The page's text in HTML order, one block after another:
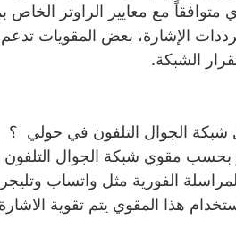
مع معايير الراوتر الخاص
الإشارة، بعض المقويات
شبكة الجوال التلفون في حولي  ؟
بحسب مقوي شبكة الجوال
الفورية مثل واتساب
هذا المقوي يتم تقوية